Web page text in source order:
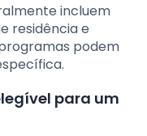
incluem
residência e
podem
para um